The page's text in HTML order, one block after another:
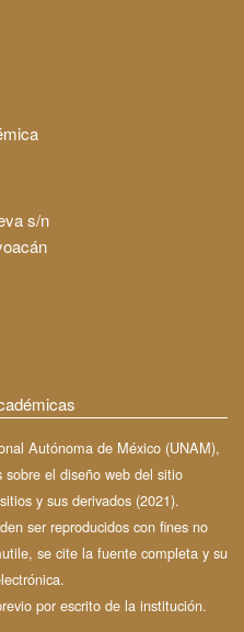
s/n
Autónoma de México (UNAM),
sobre el diseño web del sitio
y sus derivados (2021).
ser reproducidos con fines no
se cite la fuente completa y su
por escrito de la institución.